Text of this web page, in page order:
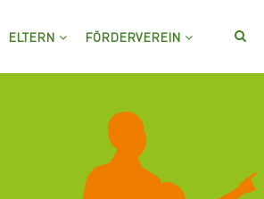
ELTERN FÖRDERVEREIN